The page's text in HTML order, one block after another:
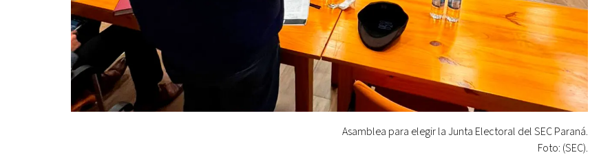
Asamblea para elegir la Junta Electoral del SEC Paraná.
Foto: (SEC).